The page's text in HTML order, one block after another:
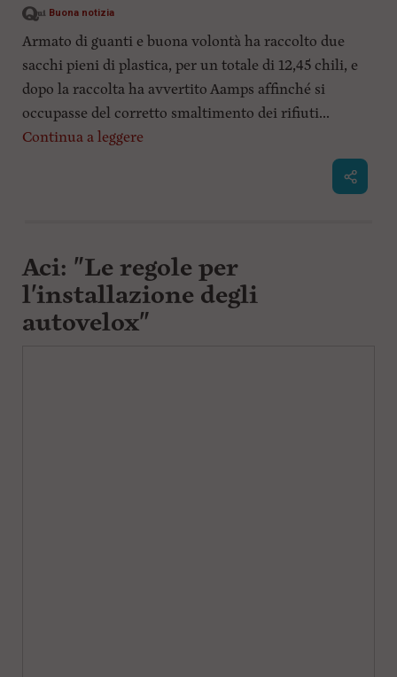
Buona notizia
Armato di guanti e buona volontà ha raccolto due
sacchi pieni di plastica, per un totale di 12,45 chili, e
dopo la raccolta ha avvertito Aamps affinché si
occupasse del corretto smaltimento dei rifiuti...
Continua a leggere
Aci: "Le regole per
l'installazione degli
autovelox"